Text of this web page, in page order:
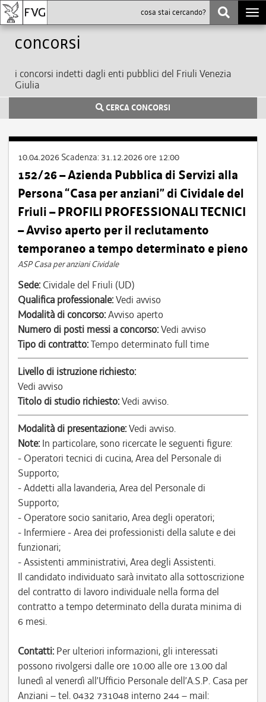
Concorsi
i concorsi indetti dagli enti pubblici del Friuli Venezia
Giulia
CERCA CONCORSI
10.04.2026 Scadenza: 31.12.2026 ore 12:00
152/26 – Azienda Pubblica di Servizi alla
Persona “Casa per anziani” di Cividale del
Friuli – PROFILI PROFESSIONALI TECNICI
– Avviso aperto per il reclutamento
temporaneo a tempo determinato e pieno
ASP Casa per anziani Cividale
Sede: Cividale del Friuli (UD)
Qualifica professionale:Vedi avviso
Modalità di concorso:Avviso aperto
Numero di posti messi a concorso:Vedi avviso
Tipo di contratto:Tempo determinato full time
Livello di istruzione richiesto:
Vedi avviso
Titolo di studio richiesto:Vedi avviso.
Modalità di presentazione:Vedi avviso.
Note: In particolare, sono ricercate le seguenti figure:
- Operatori tecnici di cucina, Area del Personale di
Supporto;
- Addetti alla lavanderia, Area del Personale di
Supporto;
- Operatore socio sanitario, Area degli operatori;
- Infermiere - Area dei professionisti della salute e dei
funzionari;
- Assistenti amministrativi, Area degli Assistenti.
Il candidato individuato sarà invitato alla sottoscrizione
del contratto di lavoro individuale nella forma del
contratto a tempo determinato della durata minima di
6 mesi.
Contatti: Per ulteriori informazioni, gli interessati
possono rivolgersi dalle ore 10.00 alle ore 13.00 dal
lunedì al venerdì all’Ufficio Personale dell’A.S.P. Casa per
Anziani – tel. 0432 731048 interno 244 – mail: